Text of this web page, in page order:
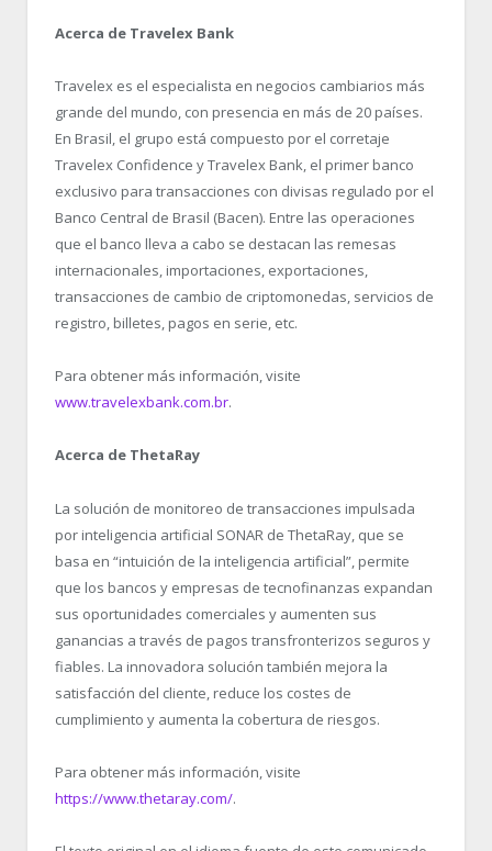
Acerca de Travelex Bank
Travelex es el especialista en negocios cambiarios más
grande del mundo, con presencia en más de 20 países.
En Brasil, el grupo está compuesto por el corretaje
Travelex Confidence y Travelex Bank, el primer banco
exclusivo para transacciones con divisas regulado por el
Banco Central de Brasil (Bacen). Entre las operaciones
que el banco lleva a cabo se destacan las remesas
internacionales, importaciones, exportaciones,
transacciones de cambio de criptomonedas, servicios de
registro, billetes, pagos en serie, etc.
Para obtener más información, visite
www.travelexbank.com.br.
Acerca de ThetaRay
La solución de monitoreo de transacciones impulsada
por inteligencia artificial SONAR de ThetaRay, que se
basa en “intuición de la inteligencia artificial”, permite
que los bancos y empresas de tecnofinanzas expandan
sus oportunidades comerciales y aumenten sus
ganancias a través de pagos transfronterizos seguros y
fiables. La innovadora solución también mejora la
satisfacción del cliente, reduce los costes de
cumplimiento y aumenta la cobertura de riesgos.
Para obtener más información, visite
https://www.thetaray.com/.